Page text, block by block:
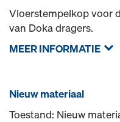
Vloerstempelkop voor
van Doka dragers.
MEER INFORMATIE
Nieuw materiaal
Toestand: Nieuw